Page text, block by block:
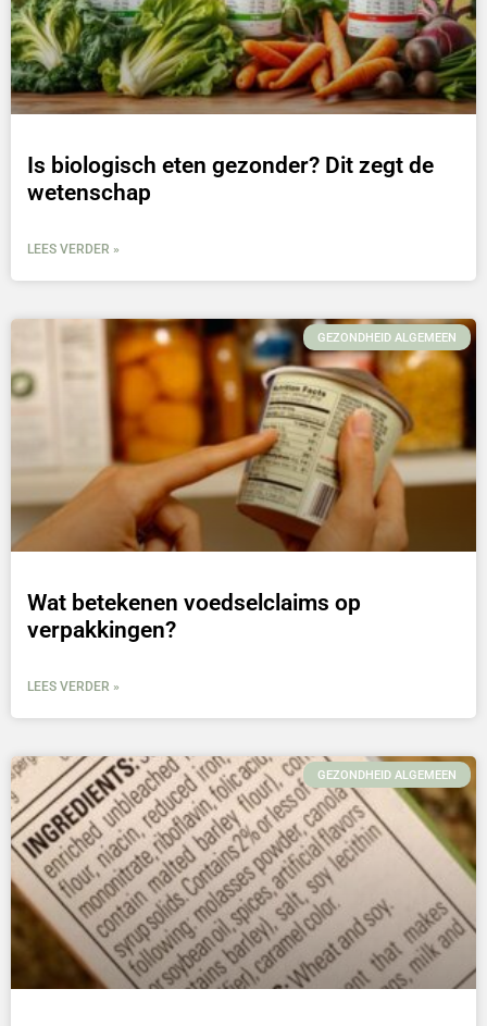
Is biologisch eten gezonder? Dit zegt de
wetenschap
LEES VERDER »
GEZONDHEID ALGEMEEN
Wat betekenen voedselclaims op
verpakkingen?
LEES VERDER »
GEZONDHEID ALGEMEEN